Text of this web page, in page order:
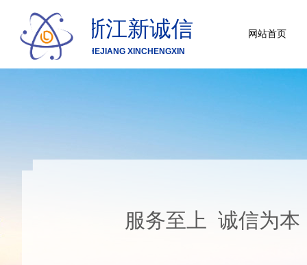
服务至上 诚信为本
网站首页
浙江新诚信
ZHEJIANG XINCHENGXIN